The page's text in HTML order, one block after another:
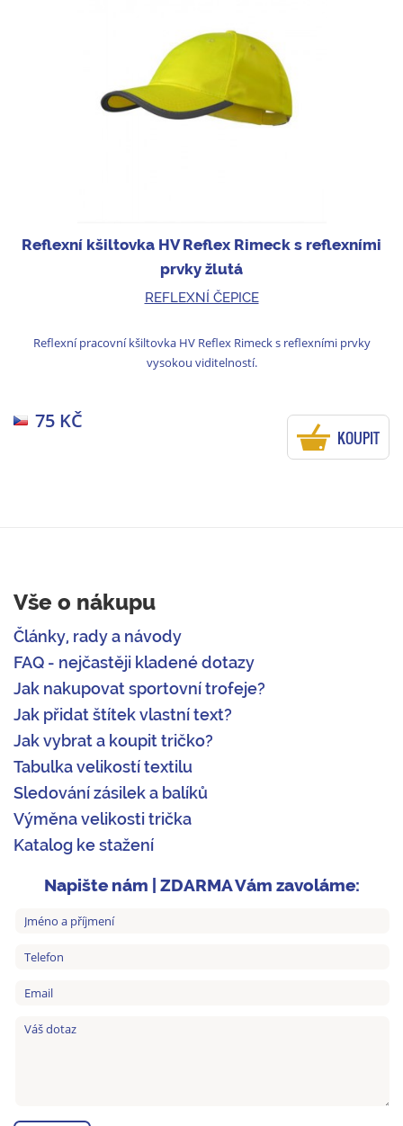
Reflexní kšiltovka HV Reflex Rimeck s reflexními
prvky žlutá
REFLEXNÍ ČEPICE
Reflexní pracovní kšiltovka HV Reflex Rimeck s reflexními prvky
vysokou viditelností.
75 KČ
KOUPIT
Vše o nákupu
Články, rady a návody
FAQ - nejčastěji kladené dotazy
Jak nakupovat sportovní trofeje?
Jak přidat štítek vlastní text?
Jak vybrat a koupit tričko?
Tabulka velikostí textilu
Sledování zásilek a balíků
Výměna velikosti trička
Katalog ke stažení
Napište nám | ZDARMA Vám zavoláme: